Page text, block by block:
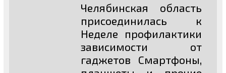
Челябинская область
присоединилась к
Неделе профилактики
зависимости от
гаджетов Смартфоны,